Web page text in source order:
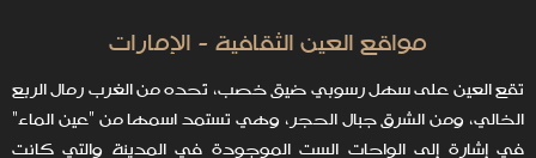
مواقع العين الثقافية - الإمارات
تقع العين على سهل رسوبي ضيق خصب، تَحده من الغرب رمال الربع
الخالي، ومن الشرق جبال الحجر، وهي تستمد اسمها من ”عين الماء“
في إشارة إلى الواحات الست الموجودة في المدينة والتي كانت